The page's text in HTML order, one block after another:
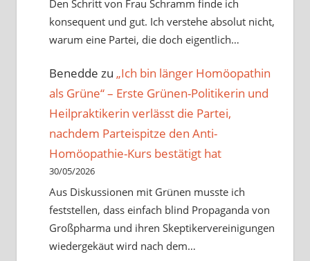
Den Schritt von Frau Schramm finde ich
konsequent und gut. Ich verstehe absolut nicht,
warum eine Partei, die doch eigentlich…
Benedde zu „Ich bin länger Homöopathin
als Grüne“ – Erste Grünen-Politikerin und
Heilpraktikerin verlässt die Partei,
nachdem Parteispitze den Anti-
Homöopathie-Kurs bestätigt hat
30/05/2026
Aus Diskussionen mit Grünen musste ich
feststellen, dass einfach blind Propaganda von
Großpharma und ihren Skeptikervereinigungen
wiedergekäut wird nach dem…